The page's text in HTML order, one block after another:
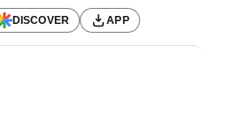
DISCOVER APP